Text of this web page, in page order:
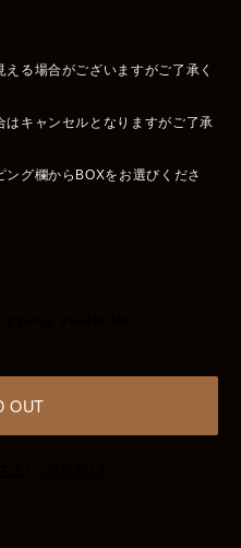
る場合がございますがご了承く
キャンセルとなりますがご了承
グ欄からBOXをお選びくださ
OUT